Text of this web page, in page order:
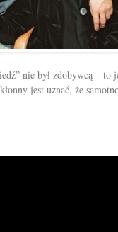
nie był zdobywcą – to
jest uznać, że